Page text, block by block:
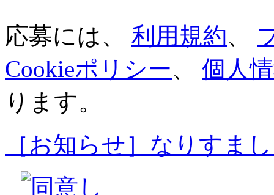
応募には、 利用規約、
Cookieポリシー、 個人
ります。
［お知らせ］なりすま